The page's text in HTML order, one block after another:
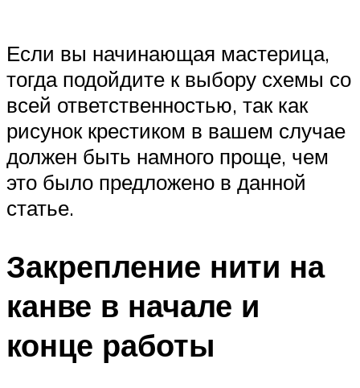
Если вы начинающая мастерица,
тогда подойдите к выбору схемы со
всей ответственностью, так как
рисунок крестиком в вашем случае
должен быть намного проще, чем
это было предложено в данной
статье.
Закрепление нити на
канве в начале и
конце работы